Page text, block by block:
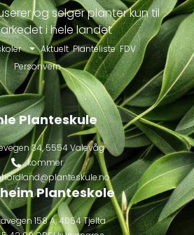
og selger planter kun til
i hele landet
Aktuelt Planteliste FDV
Personvern
Planteskule
34, 5554 Valevåg
kommer
Planteskole
158 A, 4054 Tjelta